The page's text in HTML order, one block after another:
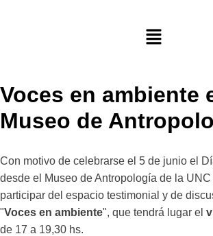
Voces en ambiente
Museo de
Con motivo de celebrarse el 5 de junio el
desde el Museo de Antropología de la
participar del espacio testimonial y de
"Voces en ambiente", que tendrá lugar el
de 17 a 19,30 hs.